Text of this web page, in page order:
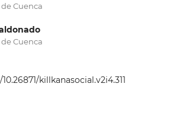
Cuenca
Cuenca
killkanasocial.v2i4.311